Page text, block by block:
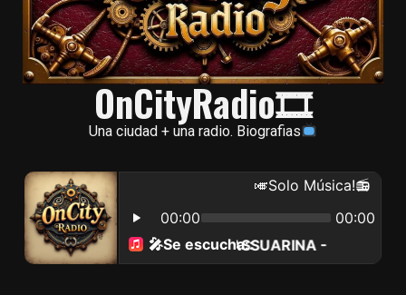
OnCityRadio🎞
Una ciudad + una radio. Biografias